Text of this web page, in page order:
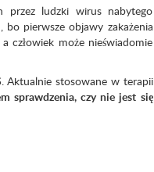
przez ludzki wirus nabytego
bo pierwsze objawy zakażenia
człowiek może nieświadomie
. Aktualnie stosowane w terapii
sprawdzenia, czy nie jest się